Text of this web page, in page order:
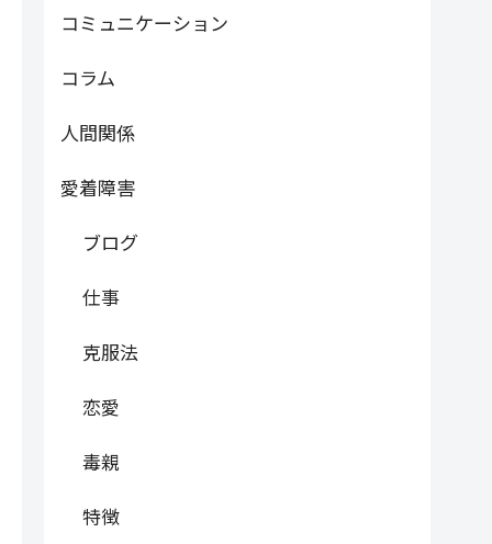
コミュニケーション
コラム
人間関係
愛着障害
ブログ
仕事
克服法
恋愛
毒親
特徴